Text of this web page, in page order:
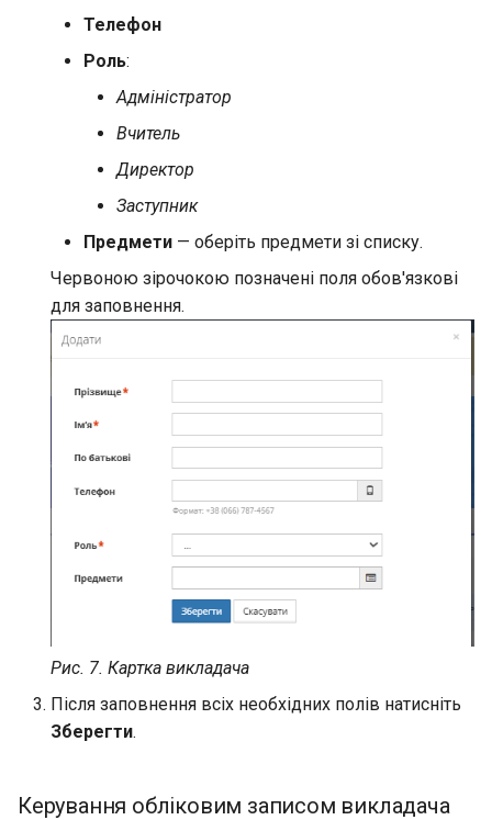
Телефон
Роль:
Адміністратор
Вчитель
Директор
Заступник
Предмети — оберіть предмети зі списку.
Червоною зірочокою позначені поля обов'язкові
для заповнення.
Рис. 7. Картка викладача
Після заповнення всіх необхідних полів натисніть
Зберегти.
Керування обліковим записом викладача